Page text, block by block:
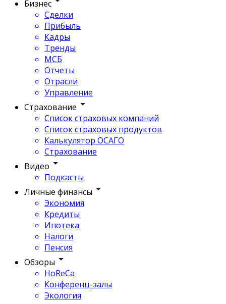
Бизнес
Сделки
Прибыль
Кадры
Тренды
МСБ
Отчеты
Отрасли
Управление
Страхование
Список страховых компаний
Список страховых продуктов
Калькулятор ОСАГО
Страхование
Видео
Подкасты
Личные финансы
Экономия
Кредиты
Ипотека
Налоги
Пенсия
Обзоры
HoReCa
Конференц-залы
Экология